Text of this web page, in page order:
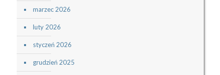
marzec 2026
luty 2026
styczeń 2026
grudzień 2025